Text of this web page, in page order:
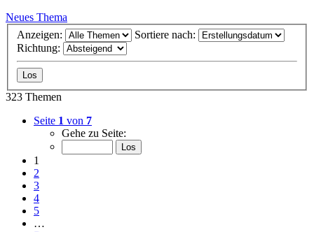
Neues Thema
Anzeigen:
Sortiere nach:
Richtung:
323 Themen
Seite 1 von 7
Gehe zu Seite:
1
2
3
4
5
…